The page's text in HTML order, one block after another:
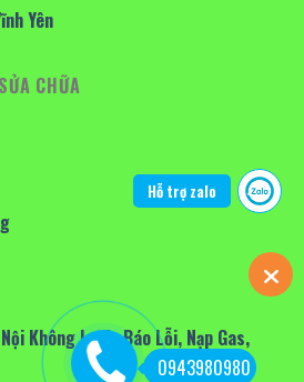
Yên
CHỮA
Không Lạnh, Báo Lỗi, Nạp Gas,
0943980980
Hỗ trợ zalo